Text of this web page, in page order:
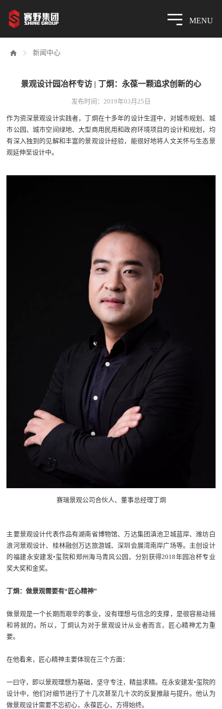
MENU
  新闻中心
景观设计园冶杯专访 | 丁炯：永葆一颗追求创新的心
发布时间：2019年03月25日
作为资深景观设计实践者，丁炯在十多年的设计生涯中，对城市规划、城
市公园、城市空间绿地、大型商用民用和政府环境项目的设计和规划，均
有深入独到的见解和丰富的景观设计经验，能很好地将人文关怀与生态景
观延伸至设计中。
赛瑞景观公司合伙人、董事总经理丁烔
主要景观设计代表作品有湖南省博物馆、万达集团滇池卫城蓝岸、潍坊白
浪河景观设计、桂林融创万达旅游城、深圳会展湾南岸广场等。主创设计
的福建永安建发•玺院和郑州海马青风公园，分别获得2018年园冶杯专业
奖大奖和金奖。
丁烔：做景观需要有“匠心精神”
做景观是一个长期而艰辛的事业，没有理想与信念的支撑，是很容易动摇
和将就的。所以，丁炯认为对于景观设计从业者而言，匠心精神尤为重
要。
在他看来，匠心精神主要体现在三个方面：
一曰守，即以景观理想为基础，坚守专注，精益求精。在永安建发•玺院的
设计中，他们对细节进行了十几次甚至几十次的反复推敲与提升。他认为
做景观设计需要不忘初心，永葆匠心，方得始终。